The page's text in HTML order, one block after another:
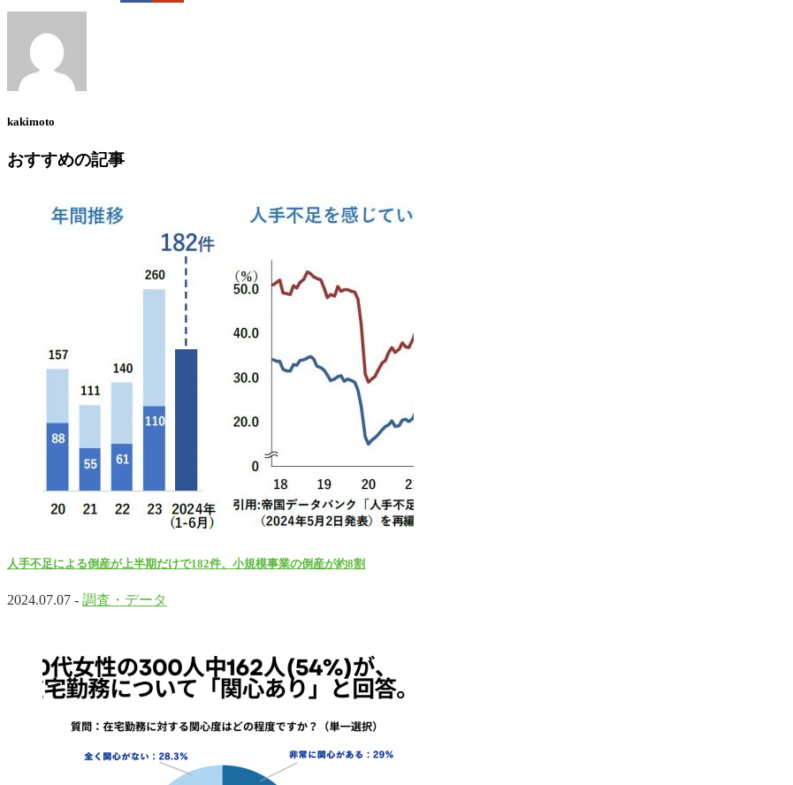
kakimoto
おすすめの記事
人手不足による倒産が上半期だけで182件、小規模事業の倒産が約8割
2024.07.07 - 調査・データ